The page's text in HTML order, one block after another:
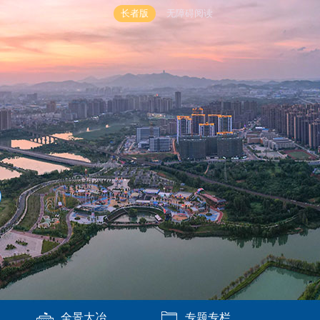
长者版 无障碍阅读
全景大冶 专题专栏